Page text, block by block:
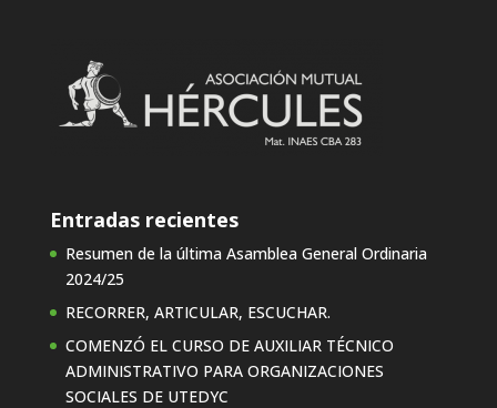
Entradas recientes
Resumen de la última Asamblea General Ordinaria
2024/25
RECORRER, ARTICULAR, ESCUCHAR.
COMENZÓ EL CURSO DE AUXILIAR TÉCNICO
ADMINISTRATIVO PARA ORGANIZACIONES
SOCIALES DE UTEDYC